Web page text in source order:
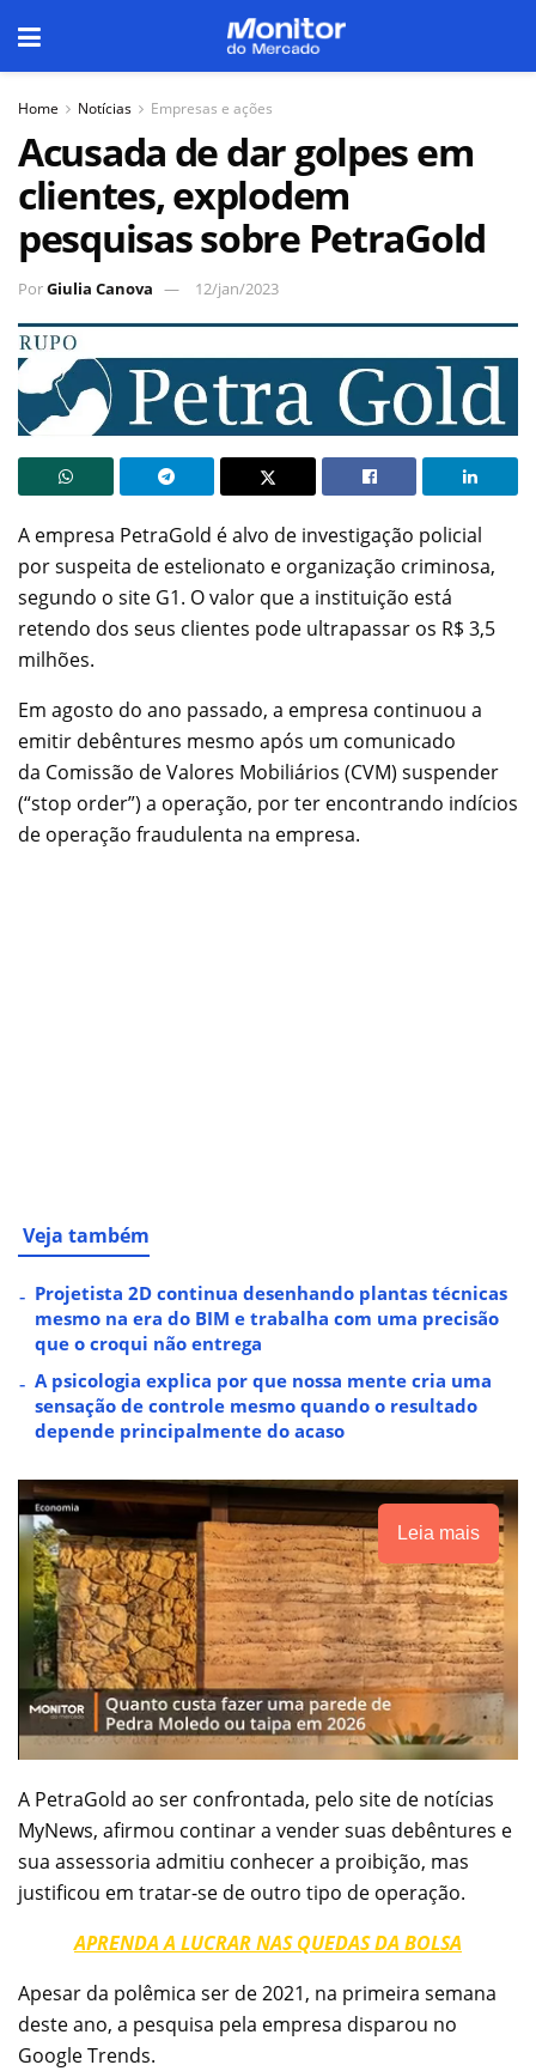
Home Notícias Empresas e ações
Acusada de dar golpes em
clientes, explodem
pesquisas sobre PetraGold
PorGiulia Canova 12/jan/2023
A empresa PetraGold é alvo de investigação policial
por suspeita de estelionato e organização criminosa,
segundo o site G1. O valor que a instituição está
retendo dos seus clientes pode ultrapassar os R$ 3,5
milhões.
Em agosto do ano passado, a empresa continuou a
emitir debêntures mesmo após um comunicado
da Comissão de Valores Mobiliários (CVM) suspender
(“stop order”) a operação, por ter encontrando indícios
de operação fraudulenta na empresa.
Veja também
Projetista 2D continua desenhando plantas técnicas
mesmo na era do BIM e trabalha com uma precisão
que o croqui não entrega
A psicologia explica por que nossa mente cria uma
sensação de controle mesmo quando o resultado
depende principalmente do acaso
Leia mais
A PetraGold ao ser confrontada, pelo site de notícias
MyNews, afirmou continar a vender suas debêntures e
sua assessoria admitiu conhecer a proibição, mas
justificou em tratar-se de outro tipo de operação.
APRENDA A LUCRAR NAS QUEDAS DA BOLSA
Apesar da polêmica ser de 2021, na primeira semana
deste ano, a pesquisa pela empresa disparou no
Google Trends.